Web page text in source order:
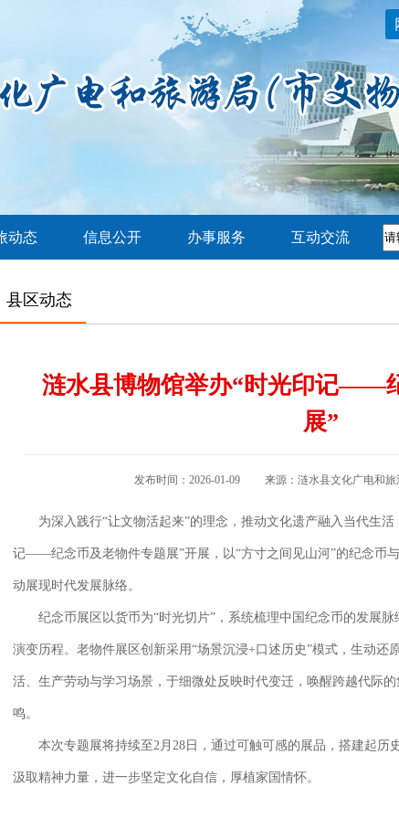
动态 信息公开 办事服务 互动交流
县区动态
涟水县博物馆举办“时光印记——
展”
发布时间：2026-01-09 来源：涟水县文化广电
为深入践行“让文物活起来”的理念，推动文化遗产融入当代生
记——纪念币及老物件专题展”开展，以“方寸之间见山河”的纪念币
动展现时代发展脉络。
纪念币展区以货币为“时光切片”，系统梳理中国纪念币的发展
演变历程。老物件展区创新采用“场景沉浸+口述历史”模式，生动还
活、生产劳动与学习场景，于细微处反映时代变迁，唤醒跨越代际
鸣。
本次专题展将持续至2月28日，通过可触可感的展品，搭建起历
汲取精神力量，进一步坚定文化自信，厚植家国情怀。